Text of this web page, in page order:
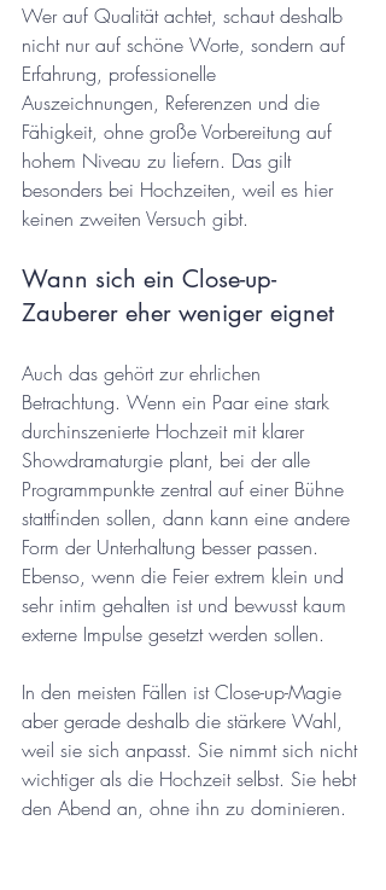
Wer auf Qualität achtet, schaut deshalb
nicht nur auf schöne Worte, sondern auf
Erfahrung, professionelle
Auszeichnungen, Referenzen und die
Fähigkeit, ohne große Vorbereitung auf
hohem Niveau zu liefern. Das gilt
besonders bei Hochzeiten, weil es hier
keinen zweiten Versuch gibt.
Wann sich ein Close-up-
Zauberer eher weniger eignet
Auch das gehört zur ehrlichen
Betrachtung. Wenn ein Paar eine stark
durchinszenierte Hochzeit mit klarer
Showdramaturgie plant, bei der alle
Programmpunkte zentral auf einer Bühne
stattfinden sollen, dann kann eine andere
Form der Unterhaltung besser passen.
Ebenso, wenn die Feier extrem klein und
sehr intim gehalten ist und bewusst kaum
externe Impulse gesetzt werden sollen.
In den meisten Fällen ist Close-up-Magie
aber gerade deshalb die stärkere Wahl,
weil sie sich anpasst. Sie nimmt sich nicht
wichtiger als die Hochzeit selbst. Sie hebt
den Abend an, ohne ihn zu dominieren.